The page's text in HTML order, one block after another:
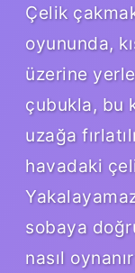
Çelik
oyununda,
üzerine
çubukla, bu
uzağa
havadaki
sobaya
nasıl